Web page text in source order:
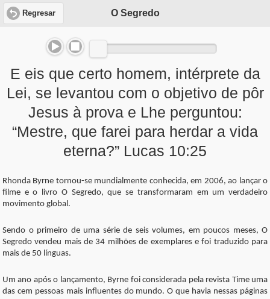
Regresar O Segredo
E eis que certo homem, intérprete da
Lei, se levantou com o objetivo de pôr
Jesus à prova e Lhe perguntou:
“Mestre, que farei para herdar a vida
eterna?” Lucas 10:25
Rhonda Byrne tornou-se mundialmente conhecida, em 2006, ao lançar o
filme e o livro O Segredo, que se transformaram em um verdadeiro
movimento global.
Sendo o primeiro de uma série de seis volumes, em poucos meses, O
Segredo vendeu mais de 34 milhões de exemplares e foi traduzido para
mais de 50 línguas.
Um ano após o lançamento, Byrne foi considerada pela revista Time uma
das cem pessoas mais influentes do mundo. O que havia nessas páginas